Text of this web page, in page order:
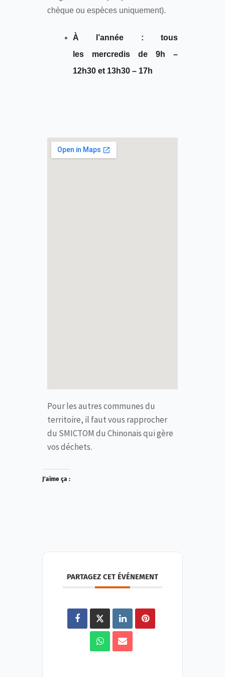
chèque ou espèces uniquement).
À l’année : tous
les mercredis de 9h –
12h30 et 13h30 – 17h
Pour les autres communes du
territoire, il faut vous rapprocher
du SMICTOM du Chinonais qui gère
vos déchets.
J’aime ça :
PARTAGEZ CET ÉVÉNEMENT